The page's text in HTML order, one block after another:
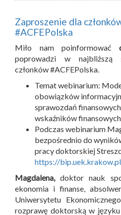
Zaproszenie dla
#ACFEPolska
Miło nam poinformować
poprowadzi w najbliższą
członków #ACFEPolska.
Temat webinarium:
obowiązków
sprawozdań
wskaźników
Podczas webinarium
bezpośrednio do
pracy doktorskiej
https://
Magdalena, doktor nauk
ekonomia i finanse,
Uniwersytetu
rozprawę doktorską w